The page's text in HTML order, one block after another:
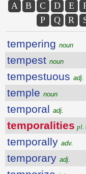
A B C D E
P
Q R
tempering noun
tempest noun
tempestuous adj.
temple noun
temporal adj.
temporalities pl.
temporally adv.
temporary adj.